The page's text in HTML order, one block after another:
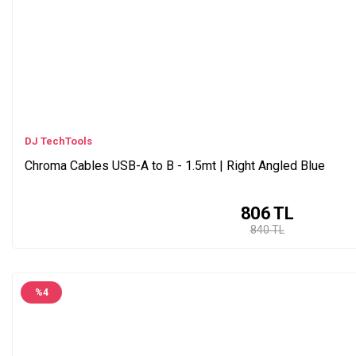
DJ TechTools
Chroma Cables USB-A to B - 1.5mt | Right Angled Blue
840 TL
806TL
%4